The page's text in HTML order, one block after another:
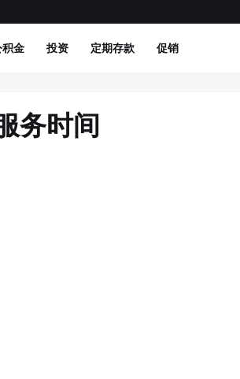
积金 投资 定期存款 促销
务时间